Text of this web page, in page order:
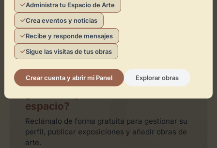
espacio?
Reclámalo de forma gratuita para gestionar su
perfil, publicar exposiciones y añadir obras de
arte.
Administra tu Espacio de Arte
Crea eventos y noticias
Recibe y responde mensajes
Sigue las visitas de tus obras
Crear cuenta y abrir mi Panel Explorar obras